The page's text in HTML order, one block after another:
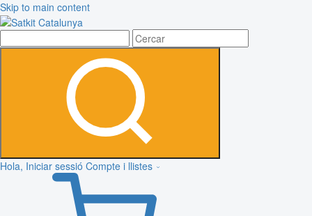
Skip to main content
Hola, Iniciar sessió Compte i llistes